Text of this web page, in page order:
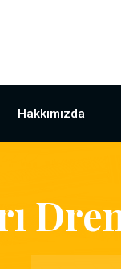
Hakkımızda